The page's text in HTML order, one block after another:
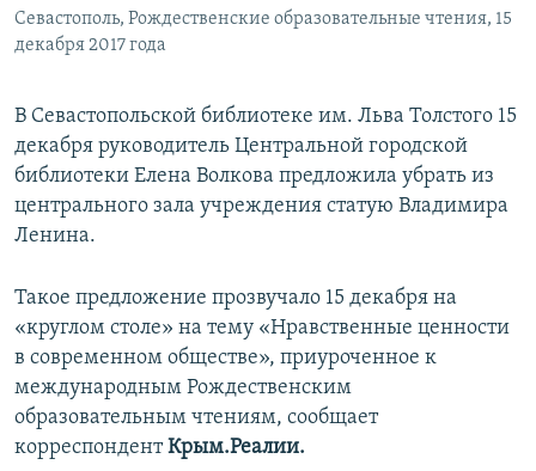
Все сайты RFE/RL
Севастополь, Рождественские образовательные чтения, 15
декабря 2017 года
В Севастопольской библиотеке им. Льва Толстого 15
декабря руководитель Центральной городской
библиотеки Елена Волкова предложила убрать из
центрального зала учреждения статую Владимира
Ленина.
Такое предложение прозвучало 15 декабря на
«круглом столе» на тему «Нравственные ценности
в современном обществе», приуроченное к
международным Рождественским
образовательным чтениям, сообщает
корреспондентКрым.Реалии.